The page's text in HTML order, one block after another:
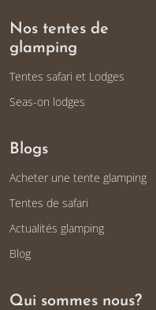
Nos tentes de
glamping
Tentes safari et Lodges
Seas-on lodges
Blogs
Acheter une tente glamping
Tentes de safari
Actualités glamping
Blog
Qui sommes nous?